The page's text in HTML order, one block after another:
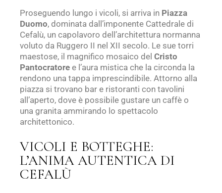
Proseguendo lungo i vicoli, si arriva in Piazza
Duomo, dominata dall’imponente Cattedrale di
Cefalù, un capolavoro dell’architettura normanna
voluto da Ruggero II nel XII secolo. Le sue torri
maestose, il magnifico mosaico delCristo
Pantocratore e l’aura mistica che la circonda la
rendono una tappa imprescindibile. Attorno alla
piazza si trovano bar e ristoranti con tavolini
all’aperto, dove è possibile gustare un caffè o
una granita ammirando lo spettacolo
architettonico.
VICOLI E BOTTEGHE:
L’ANIMA AUTENTICA DI
CEFALÙ